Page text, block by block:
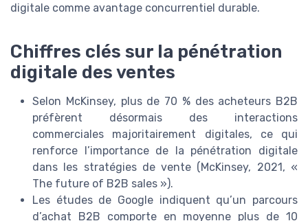
digitale comme avantage concurrentiel durable.
Chiffres clés sur la pénétration
digitale des ventes
Selon McKinsey, plus de 70 % des acheteurs B2B
préfèrent désormais des interactions
commerciales majoritairement digitales, ce qui
renforce l’importance de la pénétration digitale
dans les stratégies de vente (McKinsey, 2021, «
The future of B2B sales »).
Les études de Google indiquent qu’un parcours
d’achat B2B comporte en moyenne plus de 10